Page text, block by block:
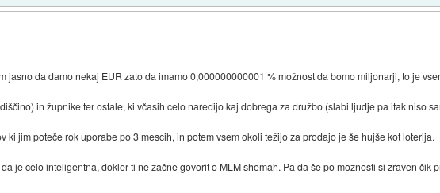
jasno da damo nekaj EUR zato da imamo 0,000000000001 % možnost da bomo miljonarji, to je
in župnike ter ostale, ki včasih celo naredijo kaj dobrega za družbo (slabi ljudje pa itak niso
ki jim poteče rok uporabe po 3 mescih, in potem vsem okoli težijo za prodajo je še hujše kot loterija.
je celo inteligentna, dokler ti ne začne govorit o MLM shemah. Pa da še po možnosti si zraven čik